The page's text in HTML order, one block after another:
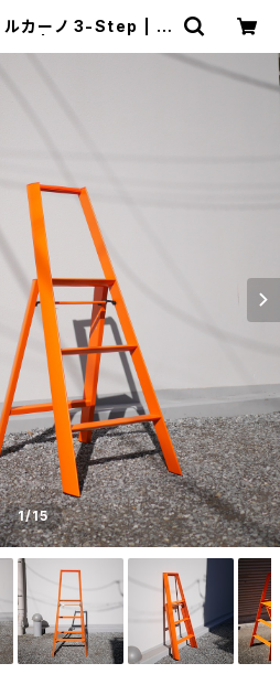
カーノ 3-Step | ト
ルショップ・古着
1/15